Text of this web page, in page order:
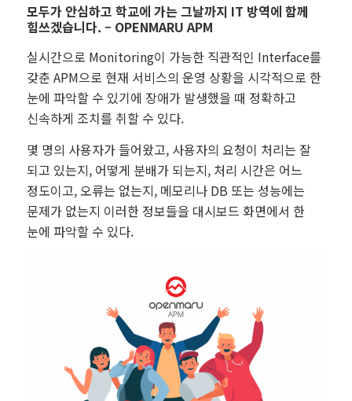
모두가 안심하고 학교에 가는 그날까지 IT 방역에 함께
힘쓰겠습니다. – OPENMARU APM
실시간으로 Monitoring이 가능한 직관적인 Interface를
갖춘 APM으로 현재 서비스의 운영 상황을 시각적으로 한
눈에 파악할 수 있기에 장애가 발생했을 때 정확하고
신속하게 조치를 취할 수 있다.
몇 명의 사용자가 들어왔고, 사용자의 요청이 처리는 잘
되고 있는지, 어떻게 분배가 되는지, 처리 시간은 어느
정도이고, 오류는 없는지, 메모리나 DB 또는 성능에는
문제가 없는지 이러한 정보들을 대시보드 화면에서 한
눈에 파악할 수 있다.